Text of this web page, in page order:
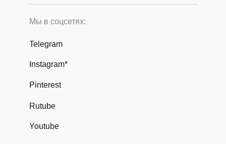
Мы в соцсетях:
Instagram*
Telegram
Pinterest
Rutube
Youtube